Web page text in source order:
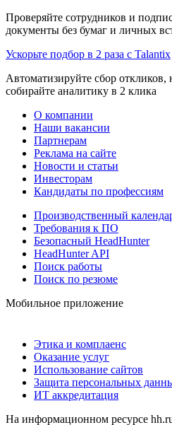
Проверяйте сотрудников и
документы без бумаг и личных
Ускорьте подбор в 2 раза с Talantix
Автоматизируйте сбор откликов,
собирайте аналитику в 2 клика
О компании
Наши вакансии
Партнерам
Реклама на сайте
Новости и статьи
Инвесторам
Кандидаты по профессиям
Производственный
Требования к ПО
Безопасный HeadHunter
HeadHunter API
Поиск работы
Поиск по резюме
Мобильное приложение
Этика и комплаенс
Оказание услуг
Использование сайтов
Защита персональных
ИТ аккредитация
На информационном ресурсе